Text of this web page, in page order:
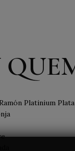
Platinium Plata